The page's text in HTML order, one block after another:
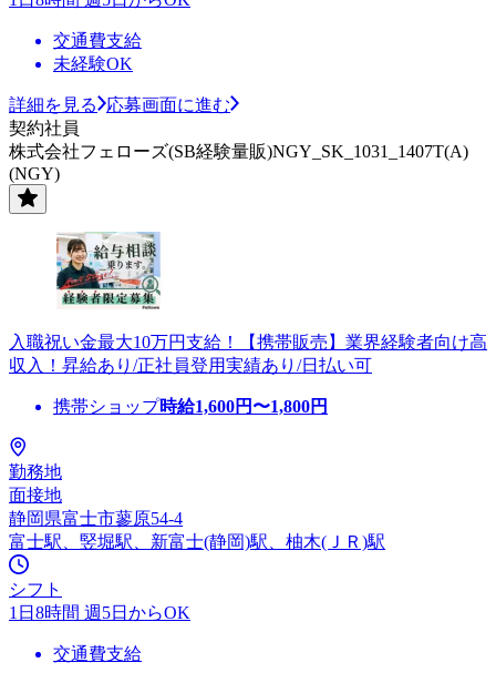
交通費支給
未経験OK
詳細を見る
応募画面に進む
契約社員
株式会社フェローズ(SB経験量販)NGY_SK_1031_1407T(A)
(NGY)
入職祝い金最大10万円支給！【携帯販売】業界経験者向け高
収入！昇給あり/正社員登用実績あり/日払い可
携帯ショップ時給1,600円〜1,800円
勤務地
面接地
静岡県富士市蓼原54-4
富士駅、竪堀駅、新富士(静岡)駅、柚木(ＪＲ)駅
シフト
1日8時間 週5日からOK
交通費支給